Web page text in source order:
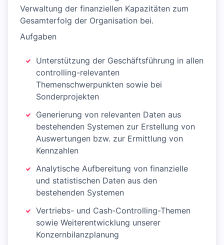
Verwaltung der finanziellen Kapazitäten zum
Gesamterfolg der Organisation bei.
Aufgaben
Unterstützung der Geschäftsführung in allen
controlling-relevanten
Themenschwerpunkten sowie bei
Sonderprojekten
Generierung von relevanten Daten aus
bestehenden Systemen zur Erstellung von
Auswertungen bzw. zur Ermittlung von
Kennzahlen
Analytische Aufbereitung von finanzielle
und statistischen Daten aus den
bestehenden Systemen
Vertriebs- und Cash-Controlling-Themen
sowie Weiterentwicklung unserer
Konzernbilanzplanung